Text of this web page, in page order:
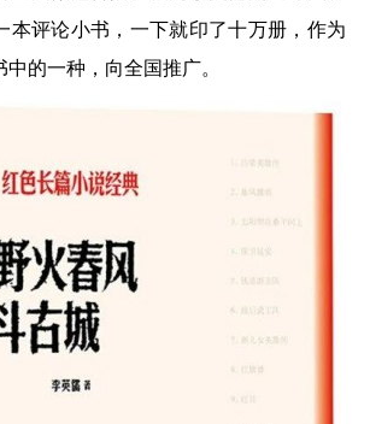
本评论小书，一下就印了十万册，作为
的一种，向全国推广。